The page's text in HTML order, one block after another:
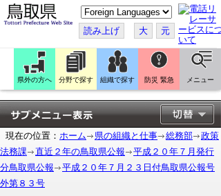
こ
の
ペ
ー
ジ
翻
訳
す
る
読み上げ 大 元
県外の方へ 分野で探す 組織で探す 防災 緊急 メニュー
現在の位置： ホーム 県の組織と仕事 総務部
政策
法務課
直近２年の鳥取県公報
平成２０年７月発行
分鳥取県公報
平成２０年７月２３日付鳥取県公報号
外第８３号